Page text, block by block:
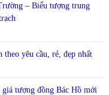
– Biểu tượng trung
yêu cầu, rẻ, đẹp nhất
giá tượng đồng Bác Hồ mới